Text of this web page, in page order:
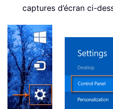
captures d’écran ci-